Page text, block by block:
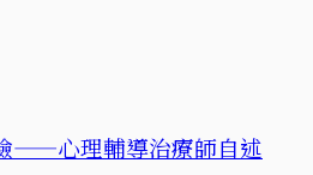
——心理輔導治療師自述